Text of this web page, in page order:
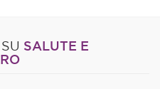
SALUTE E